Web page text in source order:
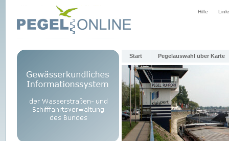
Hilfe
Start Pegelauswahl über Karte